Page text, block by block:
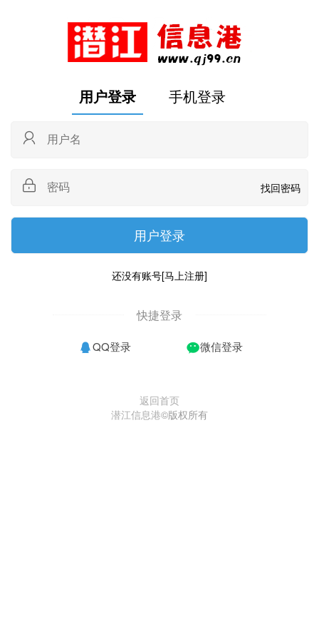
用户登录 手机登录
找回密码
还没有账号[马上注册]
快捷登录
QQ登录 微信登录
返回首页
潜江信息港©版权所有